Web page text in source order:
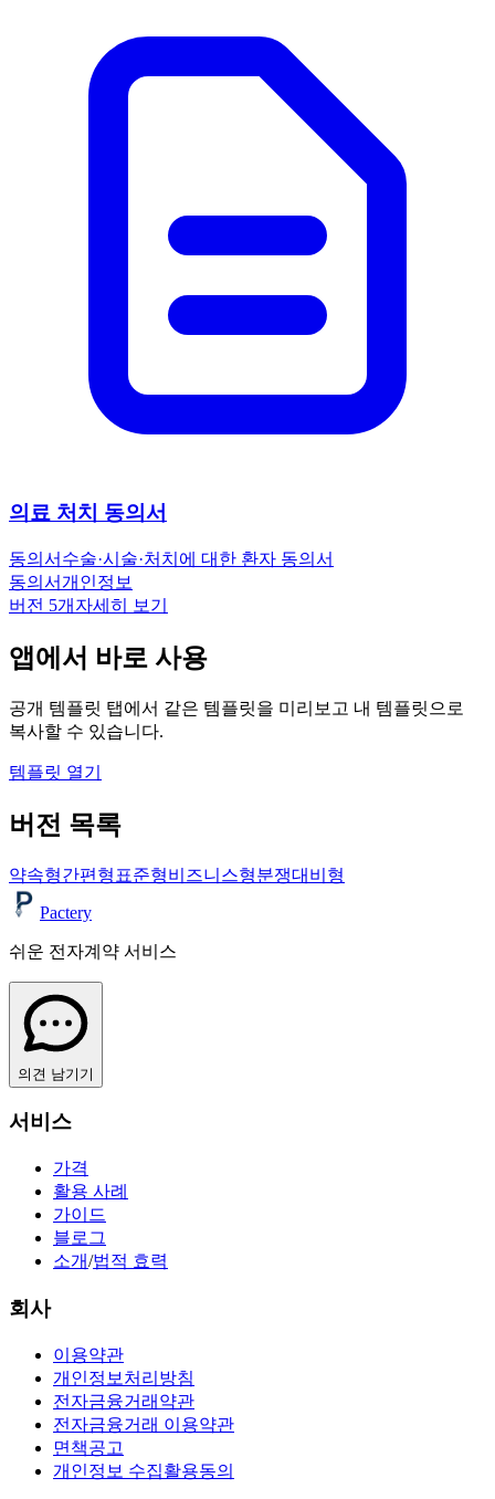
의료 처치 동의서
동의서 수술·시술·처치에 대한 환자 동의서
동의서개인정보
버전 5개 자세히 보기
앱에서 바로 사용
공개 템플릿 탭에서 같은 템플릿을 미리보고 내 템플릿으로
복사할 수 있습니다.
템플릿 열기
버전 목록
약속형간편형 표준형비즈니스형분쟁대비형
Pactery
쉬운 전자계약 서비스
의견 남기기
서비스
가격
활용 사례
가이드
블로그
소개/법적 효력
회사
이용약관
개인정보처리방침
전자금융거래약관
전자금융거래 이용약관
면책공고
개인정보 수집활용동의